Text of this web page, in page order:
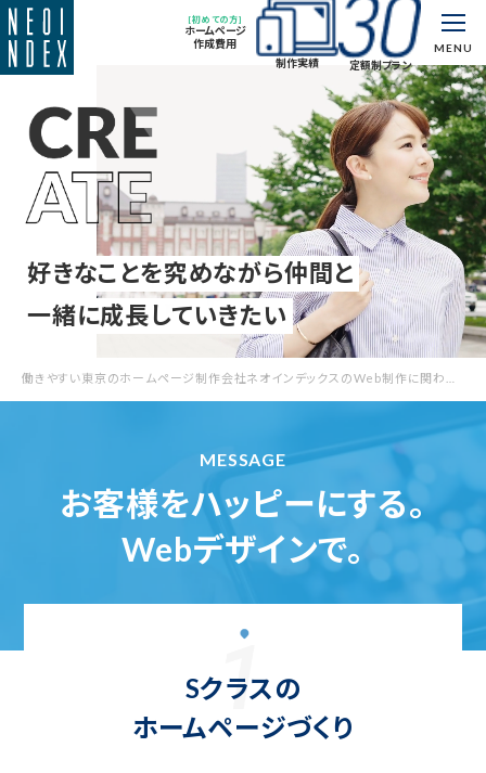
[初めての方]
ホームページ
作成費用
制作実績
定額制プラン
MENU
働きやすい東京のホームページ制作会社ネオインデックスのWeb制作に関わる
好きなことを究めながら仲間と
一緒に成長していきたい
MESSAGE
お客様をハッピーにする。
Webデザインで。
Sクラスの
ホームページづくり